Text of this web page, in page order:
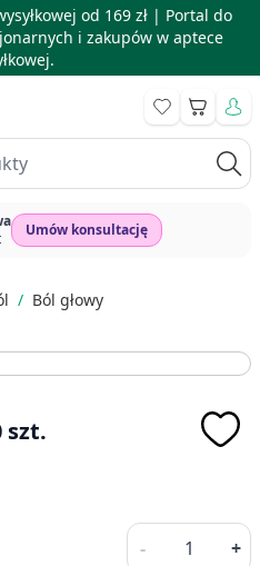
od 169 zł | Portal do
i zakupów w aptece
Koszyk
Umów konsultację
/ Ból głowy
szt.
-
Ilość
+